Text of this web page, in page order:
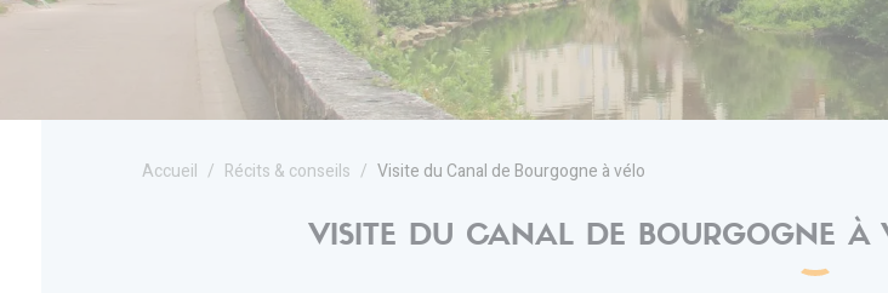
Accueil Récits & conseils Visite du Canal de Bourgogne à vélo
VISITE DU CANAL DE BOURGOGNE À